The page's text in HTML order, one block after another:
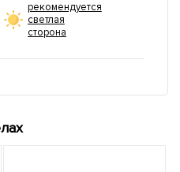
рекомендуется
светлая
сторона